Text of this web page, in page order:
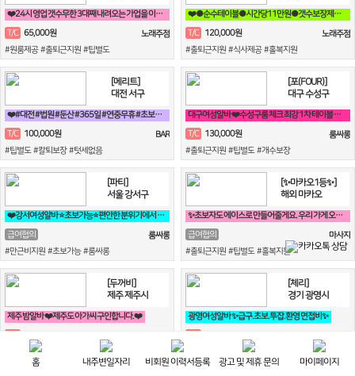
❤️24시 영업 갯수무한 3대째 내려오는 가업을 이어받아 젊은실장 3명❤️
T/C 65,000원
노래주점
#원룸제공 #출퇴근지원 #팁별도
❤️●순수테이블●시간당11만원●갯수보장제●❤️
T/C 120,000원
노래주점
#출퇴근지원 #식사제공 #홀복지원
[메리트]
대전 서구
❤️#대전 #법원 #둔산 #365일 #연중무휴 #초보자환영 #당일지급 #
T/C
100,000원
BAR
#팁별도 #칼퇴보장 #텃세없음
[포(FOUR)]
대구 수성구
대구여성알바 ❤️수성구룸 체크 최강 1차 테이블 전문 tc❤️
T/C 130,000원
룸싸롱
#출퇴근지원 #팁별도 #개수보장
[파티]
서울 강서구
❤️강서여성알바 ⭐초보가능⭐편안한 분위기에서 일하실분❤️
급여협의
룸싸롱
#만근비지원 #초보가능 #룸싸롱
[✨마카오1등✨]
해외 마카오
✨초보자도 에이스로 만들어줄게요. 우리 가게 오면, 수입 부터 다릅니다✨
급여협의
마사지
#출퇴근지원 #팁별도 #홀복지원
[두꺼비]
제주 제주시
제주 밤알바 ❤️제주도 아가씨 구인합니다.❤️
#만근비지원 #출퇴근지원 #팁별도
[체리]
경기 광명시
광명여성알바 ✨급구.초보.투잡.환영 면접비✨
#선불가능 #원룸제공 #만근비지원
홈 내주변일자리 비회원 이력서등록 광고 및 제휴 문의 마이페이지